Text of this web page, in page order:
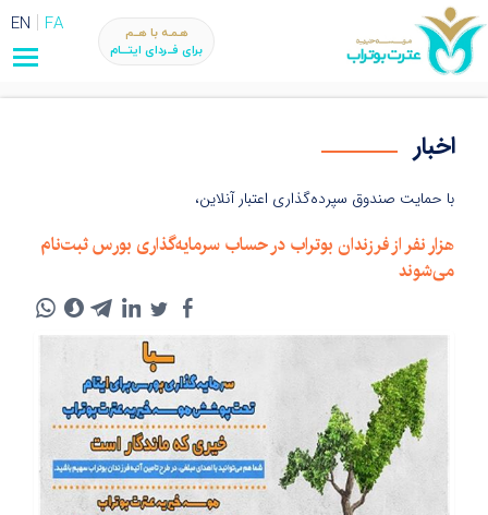
FA
EN
هـمـه با هــم
برای فــردای ایتـــام
اخبار
با حمایت صندوق سپرده‌گذاری اعتبار آنلاین،
هزار نفر از فرزندان بوتراب در حساب سرمایه‌گذاری بورس ثبت‌نام
می‌شوند